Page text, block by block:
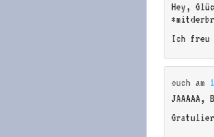
Hey,
Ich freu
ouch am
JAAAAA,